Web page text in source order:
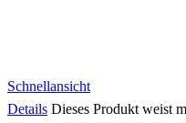
Schnellansicht
Details Dieses Produkt weist